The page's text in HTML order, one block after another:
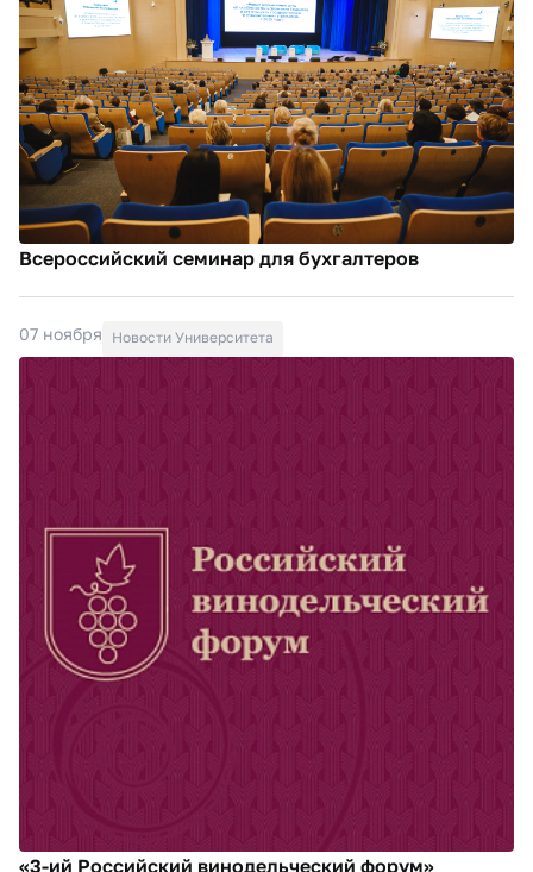
Всероссийский семинар для бухгалтеров
07 ноября Новости Университета
«3-ий Российский винодельческий форум»